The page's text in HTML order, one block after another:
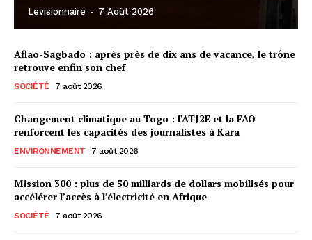
Levisionnaire - 7 Août 2026
Aflao-Sagbado : après près de dix ans de vacance, le trône
retrouve enfin son chef
SOCIÉTÉ 7 août 2026
Changement climatique au Togo : l’ATJ2E et la FAO
renforcent les capacités des journalistes à Kara
ENVIRONNEMENT 7 août 2026
Mission 300 : plus de 50 milliards de dollars mobilisés pour
accélérer l’accès à l’électricité en Afrique
SOCIÉTÉ 7 août 2026